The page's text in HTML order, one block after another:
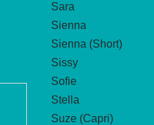
Sara
Sienna
Sienna (Short)
Sissy
Sofie
Stella
Suze (Capri)